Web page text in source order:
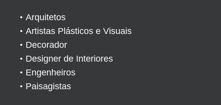
Arquitetos
Artistas Plásticos e Visuais
Decorador
Designer de Interiores
Engenheiros
Paisagistas